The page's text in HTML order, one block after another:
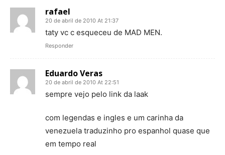
rafael
20 de abril de 2010 At 21:37
taty vc c esqueceu de MAD MEN.
Responder
Eduardo Veras
20 de abril de 2010 At 22:51
sempre vejo pelo link da laak
com legendas e ingles e um carinha da
venezuela traduzinho pro espanhol quase que
em tempo real